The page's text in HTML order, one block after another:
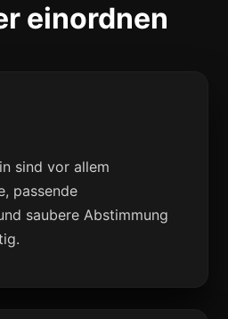
einordnen
sind vor allem
passende
saubere Abstimmung